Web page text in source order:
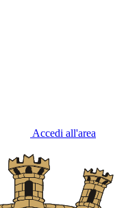
Accedi all'area